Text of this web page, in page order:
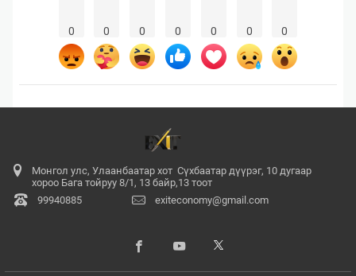
0 0 0 0 0 0 0
Монгол улс, Улаанбаатар хот Сүхбаатар дүүрэг, 10 дугаар
хороо Бага тойруу 8/1, 13 байр,13 тоот
99940885
exiteconomy@gmail.com